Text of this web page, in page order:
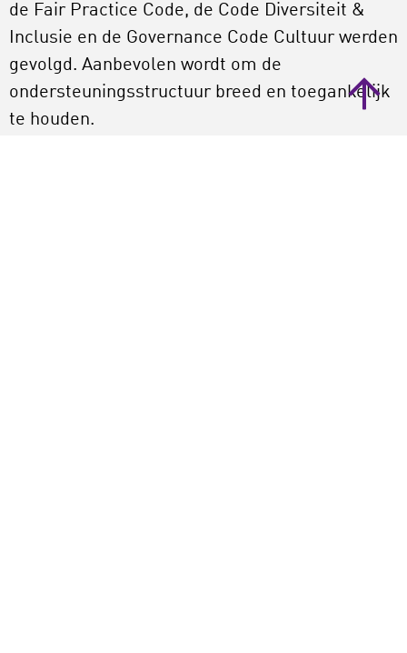
de Fair Practice Code, de Code Diversiteit &
Inclusie en de Governance Code Cultuur werden
gevolgd. Aanbevolen wordt om de
ondersteuningsstructuur breed en toegankelijk
te houden.